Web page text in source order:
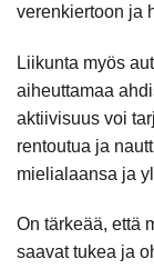
verenkiertoon ja
Liikunta myös
aiheuttamaa
aktiivisuus voi
rentoutua ja
mielialaansa ja
On tärkeää, että
saavat tukea ja